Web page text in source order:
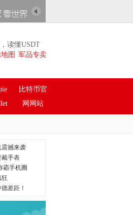
读懂USDT
图 军品专卖
比特币官
网网站
特币钱
震撼来袭
戴手表
霸手机圈
狂
差距！